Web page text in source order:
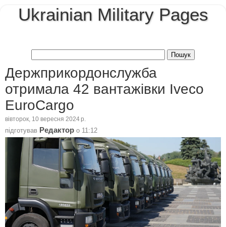
Ukrainian Military Pages
Держприкордонслужба
отримала 42 вантажівки Iveco
EuroCargo
вівторок, 10 вересня 2024 р.
підготував Редактор о 11:12